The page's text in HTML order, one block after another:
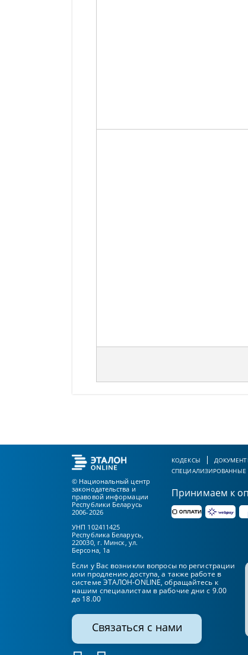
© Национальный центр
законодательства и
правовой информации
Республики Беларусь
2006-2026
УНП 102411425
Республика Беларусь,
220030, г. Минск, ул.
Берсона, 1а
КОДЕКСЫ
СПЕЦИАЛИЗИРОВАННЫЕ
Принимаем к
Если у Вас возникли вопросы по регистрации
или продлению доступа, а также работе в
системе ЭТАЛОН-ONLINE, обращайтесь к
нашим специалистам в рабочие дни с 9.00
до 18.00
Связаться с нами